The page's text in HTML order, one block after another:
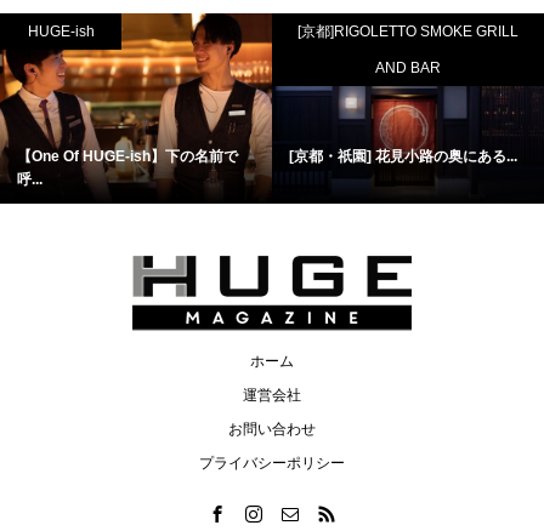
HUGE-ish
【One Of HUGE-ish】下の名前で
呼...
[京都]RIGOLETTO SMOKE GRILL
AND BAR
[京都・祇園] 花見小路の奥にある...
ホーム
運営会社
お問い合わせ
プライバシーポリシー